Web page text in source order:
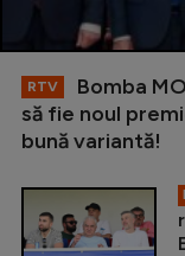
RTV
Bomba
să fie noul
bună variantă!